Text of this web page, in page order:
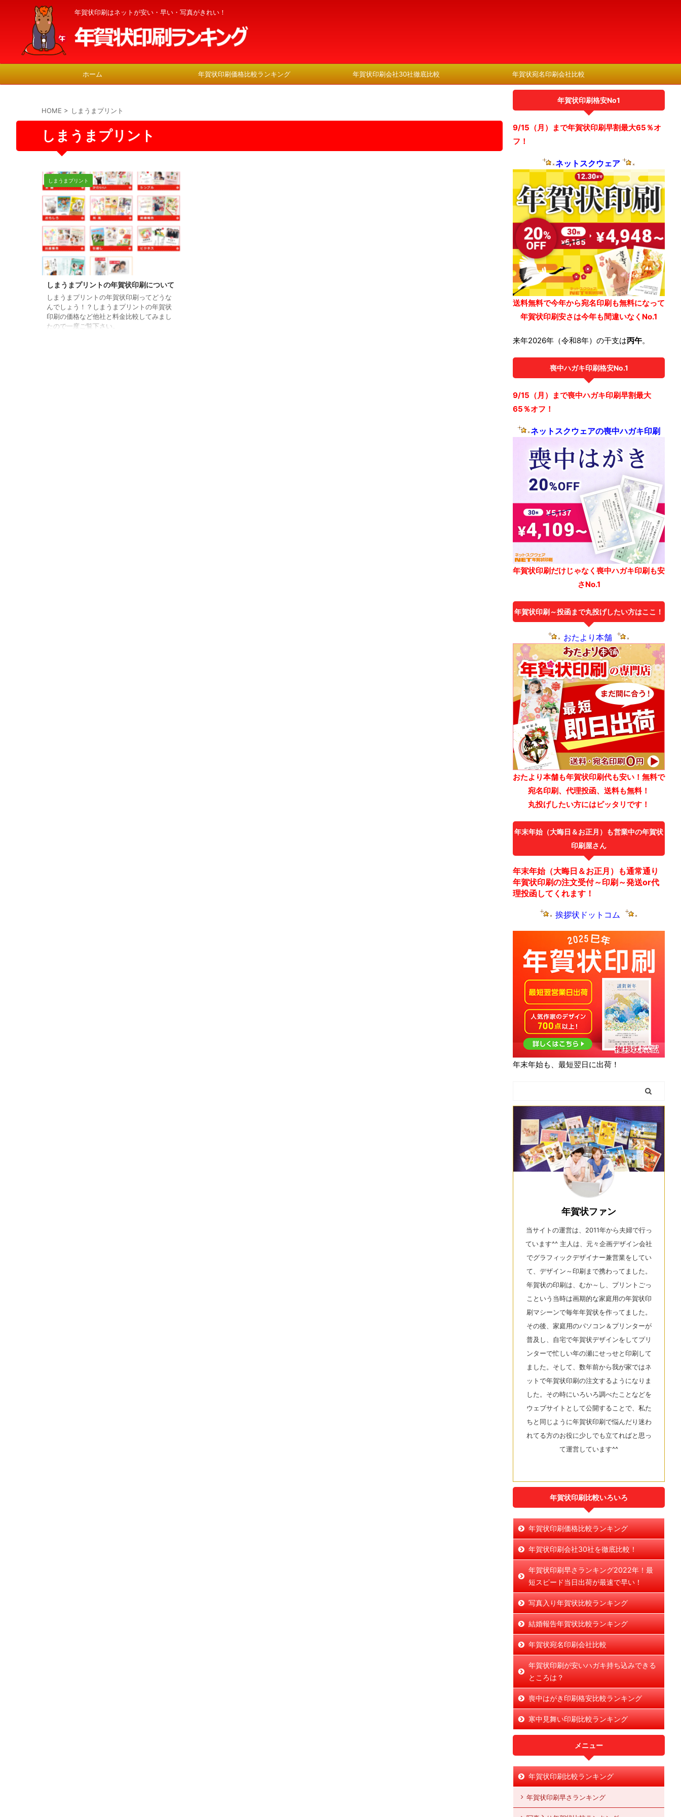
年賀状印刷はネットが安い・早い・写真がきれい！
ホーム 年賀状印刷価格比較ランキング 年賀状印刷会社30社徹底比較 年賀状宛名印刷会社比較
HOME > しまうまプリント
しまうまプリント
しまうまプリント
しまうまプリントの年賀状印刷について
しまうまプリントの年賀状印刷ってどうな
んでしょう！？しまうまプリントの年賀状
印刷の価格など他社と料金比較してみまし
たので一度ご覧下さい。
年賀状印刷格安No1
9/15（月）まで年賀状印刷早割最大65％オ
フ！
ネットスクウェア
送料無料で今年から宛名印刷も無料になって
年賀状印刷安さは今年も間違いなくNo.1
来年2026年（令和8年）の干支は丙午。
喪中ハガキ印刷格安No.1
9/15（月）まで喪中ハガキ印刷早割最大
65％オフ！
ネットスクウェアの喪中ハガキ印刷
年賀状印刷だけじゃなく喪中ハガキ印刷も安
さNo.1
年賀状印刷～投函まで丸投げしたい方はここ！
おたより本舗
おたより本舗も年賀状印刷代も安い！無料で
宛名印刷、代理投函、送料も無料！
丸投げしたい方にはピッタリです！
年末年始（大晦日＆お正月）も営業中の年賀状
印刷屋さん
年末年始（大晦日＆お正月）も通常通り
年賀状印刷の注文受付～印刷～発送or代
理投函してくれます！
挨拶状ドットコム
年末年始も、最短翌日に出荷！
年賀状ファン
当サイトの運営は、2011年から夫婦で行っ
ています^^ 主人は、元々企画デザイン会社
でグラフィックデザイナー兼営業をしてい
て、デザイン～印刷まで携わってました。
年賀状の印刷は、むか～し、プリントごっ
こという当時は画期的な家庭用の年賀状印
刷マシーンで毎年年賀状を作ってました。
その後、家庭用のパソコン＆プリンターが
普及し、自宅で年賀状デザインをしてプリ
ンターで忙しい年の瀬にせっせと印刷して
ました。そして、数年前から我が家ではネ
ットで年賀状印刷の注文するようになりま
した。その時にいろいろ調べたことなどを
ウェブサイトとして公開することで、私た
ちと同じように年賀状印刷で悩んだり迷わ
れてる方のお役に少しでも立てればと思っ
て運営しています^^
年賀状印刷比較いろいろ
年賀状印刷価格比較ランキング
年賀状印刷会社30社を徹底比較！
年賀状印刷早さランキング2022年！最
短スピード当日出荷が最速で早い！
写真入り年賀状比較ランキング
結婚報告年賀状比較ランキング
年賀状宛名印刷会社比較
年賀状印刷が安いハガキ持ち込みできる
ところは？
喪中はがき印刷格安比較ランキング
寒中見舞い印刷比較ランキング
メニュー
年賀状印刷比較ランキング
年賀状印刷早さランキング